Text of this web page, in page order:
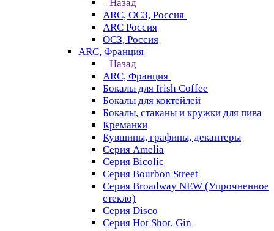
Назад
ARC, ОСЗ, Россия
ARC Россия
ОСЗ, Россия
ARC, Франция
Назад
ARC, Франция
Бокалы для Irish Coffee
Бокалы для коктейлей
Бокалы, стаканы и кружки для пива
Креманки
Кувшины, графины, декантеры
Серия Amelia
Серия Bicolic
Серия Bourbon Street
Серия Broadway NEW (Упрочненное
стекло)
Серия Disco
Серия Hot Shot, Gin